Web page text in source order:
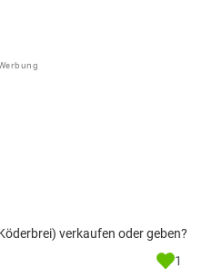
verkaufen oder geben?
1